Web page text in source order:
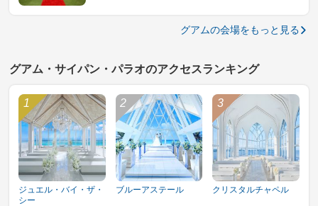
グアムの会場をもっと見る
グアム・サイパン・パラオのアクセスランキング
ジュエル・バイ・ザ・
シー
ブルーアステール クリスタルチャペル